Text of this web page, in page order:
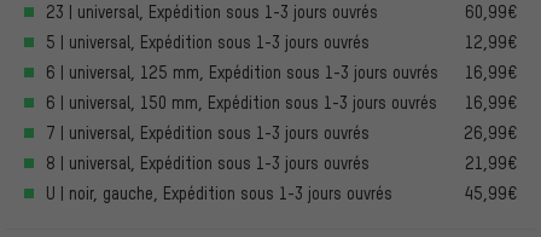
23 | universal, Expédition sous 1-3 jours ouvrés
60,99€
5 | universal, Expédition sous 1-3 jours ouvrés
12,99€
6 | universal, 125 mm, Expédition sous 1-3 jours ouvrés
16,99€
6 | universal, 150 mm, Expédition sous 1-3 jours ouvrés
16,99€
7 | universal, Expédition sous 1-3 jours ouvrés
26,99€
8 | universal, Expédition sous 1-3 jours ouvrés
21,99€
U | noir, gauche, Expédition sous 1-3 jours ouvrés
45,99€